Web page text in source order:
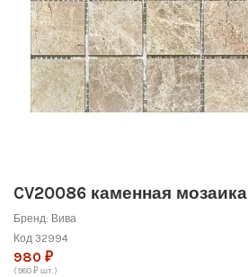
CV20086 каменная мозаика
Бренд: Вива
Код 32994
980 ₽
(980 ₽ шт.)